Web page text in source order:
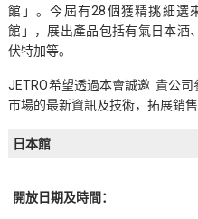
館」。今屆有28個獲精挑細選
館」，展出產品包括有氣日本酒
伏特加等。
JETRO希望透過本會誠邀 貴公
市場的最新資訊及技術，拓展銷
日本館
開放日期及時間：